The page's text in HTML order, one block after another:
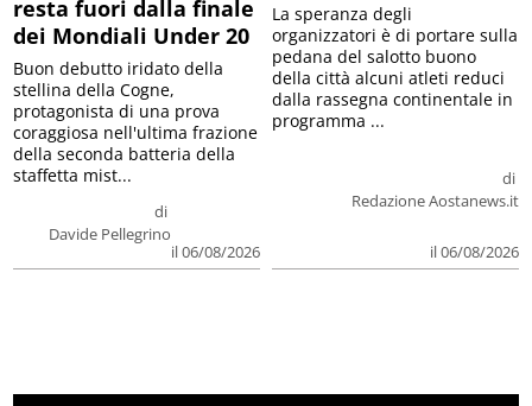
resta fuori dalla finale
dei Mondiali Under 20
di
Davide Pellegrino
il 06/08/2026
Buon debutto iridato della
stellina della Cogne,
protagonista di una prova
coraggiosa nell'ultima frazione
della seconda batteria della
staffetta mist...
di
Redazione Aostanews.it
il 06/08/2026
La speranza degli
organizzatori è di portare sulla
pedana del salotto buono
della città alcuni atleti reduci
dalla rassegna continentale in
programma ...